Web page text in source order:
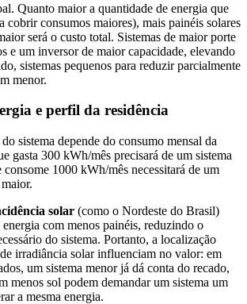
Quanto maior a quantidade de energia que
cobrir consumos maiores), mais painéis solares
será o custo total. Sistemas de maior porte
e um inversor de maior capacidade, elevando
sistemas pequenos para reduzir parcialmente
menor.
e perfil da residência
sistema depende do consumo mensal da
gasta 300 kWh/mês precisará de um sistema
consome 1000 kWh/mês necessitará de um
solar (como o Nordeste do Brasil)
com menos painéis, reduzindo o
do sistema. Portanto, a localização
irradiância solar influenciam no valor: em
um sistema menor já dá conta do recado,
menos sol podem demandar um sistema um
a mesma energia.